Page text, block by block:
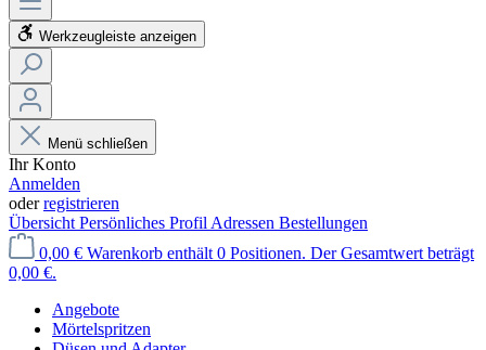
Werkzeugleiste anzeigen
Menü schließen
Ihr Konto
Anmelden
oderregistrieren
Übersicht Persönliches Profil Adressen Bestellungen
0,00 € Warenkorb enthält 0 Positionen. Der Gesamtwert beträgt
0,00 €.
Angebote
Mörtelspritzen